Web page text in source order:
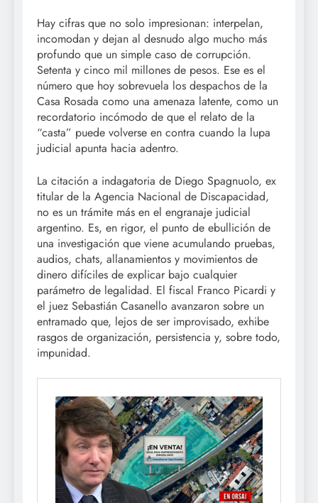
Hay cifras que no solo impresionan: interpelan,
incomodan y dejan al desnudo algo mucho más
profundo que un simple caso de corrupción.
Setenta y cinco mil millones de pesos. Ese es el
número que hoy sobrevuela los despachos de la
Casa Rosada como una amenaza latente, como un
recordatorio incómodo de que el relato de la
“casta” puede volverse en contra cuando la lupa
judicial apunta hacia adentro.
La citación a indagatoria de Diego Spagnuolo, ex
titular de la Agencia Nacional de Discapacidad,
no es un trámite más en el engranaje judicial
argentino. Es, en rigor, el punto de ebullición de
una investigación que viene acumulando pruebas,
audios, chats, allanamientos y movimientos de
dinero difíciles de explicar bajo cualquier
parámetro de legalidad. El fiscal Franco Picardi y
el juez Sebastián Casanello avanzaron sobre un
entramado que, lejos de ser improvisado, exhibe
rasgos de organización, persistencia y, sobre todo,
impunidad.